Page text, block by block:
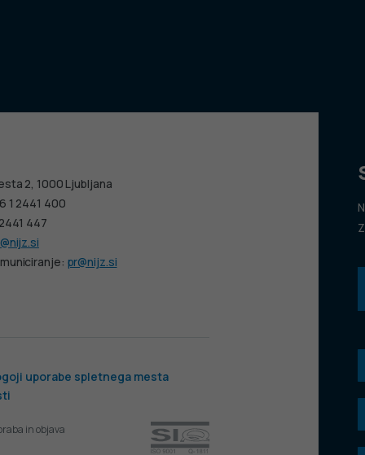
2, 1000 Ljubljana
1 2441 400
447
pr@nijz.si
uporabe spletnega mesta
in objava